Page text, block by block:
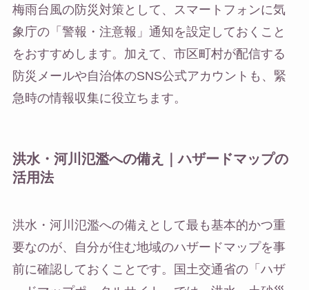
梅雨台風の防災対策として、スマートフォンに気
象庁の「警報・注意報」通知を設定しておくこと
をおすすめします。加えて、市区町村が配信する
防災メールや自治体のSNS公式アカウントも、緊
急時の情報収集に役立ちます。
洪水・河川氾濫への備え｜ハザードマップの
活用法
洪水・河川氾濫への備えとして最も基本的かつ重
要なのが、自分が住む地域のハザードマップを事
前に確認しておくことです。国土交通省の「ハザ